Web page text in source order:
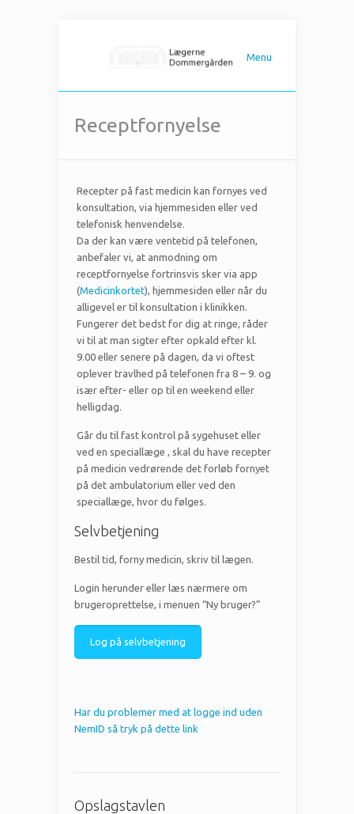
Menu
Receptfornyelse
Recepter på fast medicin kan fornyes ved
konsultation, via hjemmesiden eller ved
telefonisk henvendelse.
Da der kan være ventetid på telefonen,
anbefaler vi, at anmodning om
receptfornyelse fortrinsvis sker via app
(Medicinkortet), hjemmesiden eller når du
alligevel er til konsultation i klinikken.
Fungerer det bedst for dig at ringe, råder
vi til at man sigter efter opkald efter kl.
9.00 eller senere på dagen, da vi oftest
oplever travlhed på telefonen fra 8 – 9. og
især efter- eller op til en weekend eller
helligdag.
Går du til fast kontrol på sygehuset eller
ved en speciallæge , skal du have recepter
på medicin vedrørende det forløb fornyet
på det ambulatorium eller ved den
speciallæge, hvor du følges.
Selvbetjening
Bestil tid, forny medicin, skriv til lægen.
Login herunder eller læs nærmere om
brugeroprettelse, i menuen “Ny bruger?”
Log på selvbetjening
Har du problemer med at logge ind uden
NemID så tryk på dette link
Opslagstavlen